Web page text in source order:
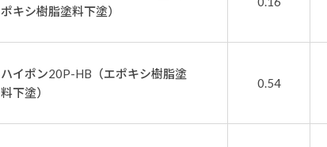
ポキシ樹脂塗料下塗）
ハイポン20P-HB（エポキシ樹脂塗
料下塗）
0.54